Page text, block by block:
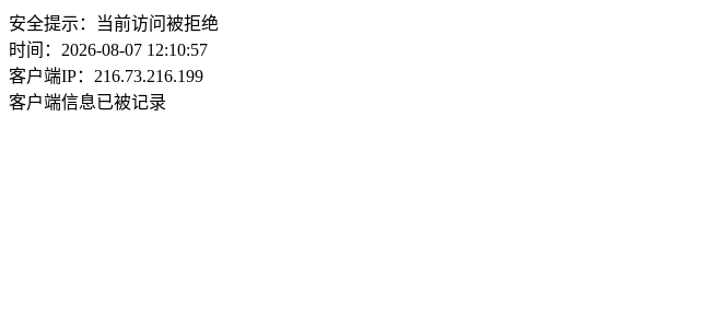
安全提示：当前访问被拒绝
时间：2026-08-07 12:10:57
客户端IP：216.73.216.199
客户端信息已被记录